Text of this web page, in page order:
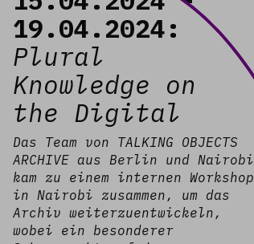
LESSONS – Knowledges of
11. und 12. September
„20
fortgesetzt. #3
ACADEMIA eröffnet einen
„How Does Dance
geleitet wird. In
präsentiert #4
IN DANCE die
von Dr. Rajyashree
19.04.2024:
Plural
Knowledge on
the Digital
Das Team von TALKING OBJECTS
ARCHIVE aus Berlin und Nairobi
kam zu einem internen Workshop
in Nairobi zusammen, um das
Archiv weiterzuentwickeln,
wobei ein besonderer